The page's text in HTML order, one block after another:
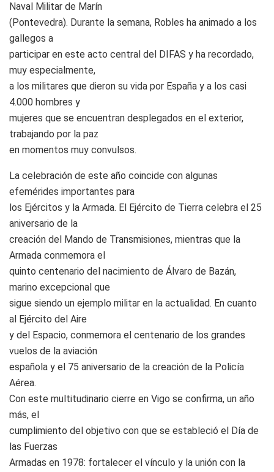
Naval Militar de Marín
(Pontevedra). Durante la semana, Robles ha animado a los
gallegos a
participar en este acto central del DIFAS y ha recordado,
muy especialmente,
a los militares que dieron su vida por España y a los casi
4.000 hombres y
mujeres que se encuentran desplegados en el exterior,
trabajando por la paz
en momentos muy convulsos.
La celebración de este año coincide con algunas
efemérides importantes para
los Ejércitos y la Armada. El Ejército de Tierra celebra el 25
aniversario de la
creación del Mando de Transmisiones, mientras que la
Armada conmemora el
quinto centenario del nacimiento de Álvaro de Bazán,
marino excepcional que
sigue siendo un ejemplo militar en la actualidad. En cuanto
al Ejército del Aire
y del Espacio, conmemora el centenario de los grandes
vuelos de la aviación
española y el 75 aniversario de la creación de la Policía
Aérea.
Con este multitudinario cierre en Vigo se confirma, un año
más, el
cumplimiento del objetivo con que se estableció el Día de
las Fuerzas
Armadas en 1978: fortalecer el vínculo y la unión con la